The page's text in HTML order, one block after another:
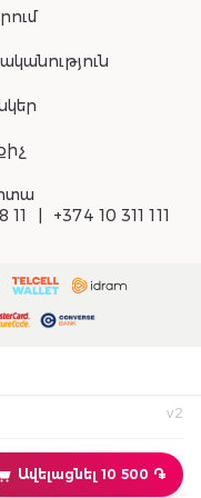
Ավելացնել 10 500 ֏
11 +374 10 311 111
v2